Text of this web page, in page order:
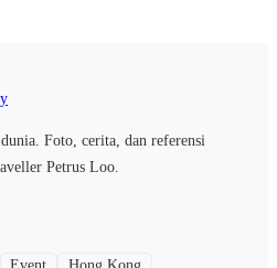
Foto, cerita, dan referensi
Petrus Loo.